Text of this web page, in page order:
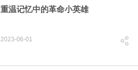
重温记忆中的革命小英雄
2023-06-01